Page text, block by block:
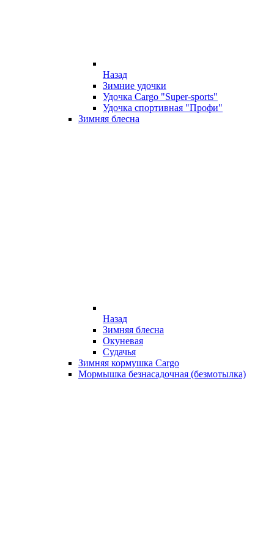
Назад
Зимние удочки
Удочка Cargo "Super-sports"
Удочка спортивная "Профи"
Зимняя блесна
Назад
Зимняя блесна
Окуневая
Судачья
Зимняя кормушка Cargo
Мормышка безнасадочная (безмотылка)